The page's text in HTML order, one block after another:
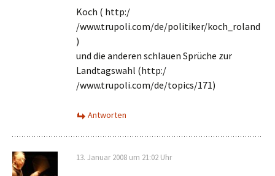
Koch ( http:/
/www.trupoli.com/de/politiker/koch_roland
)
und die anderen schlauen Sprüche zur
Landtagswahl (http:/
/www.trupoli.com/de/topics/171)
Antworten
13. Januar 2008 um 21:02 Uhr